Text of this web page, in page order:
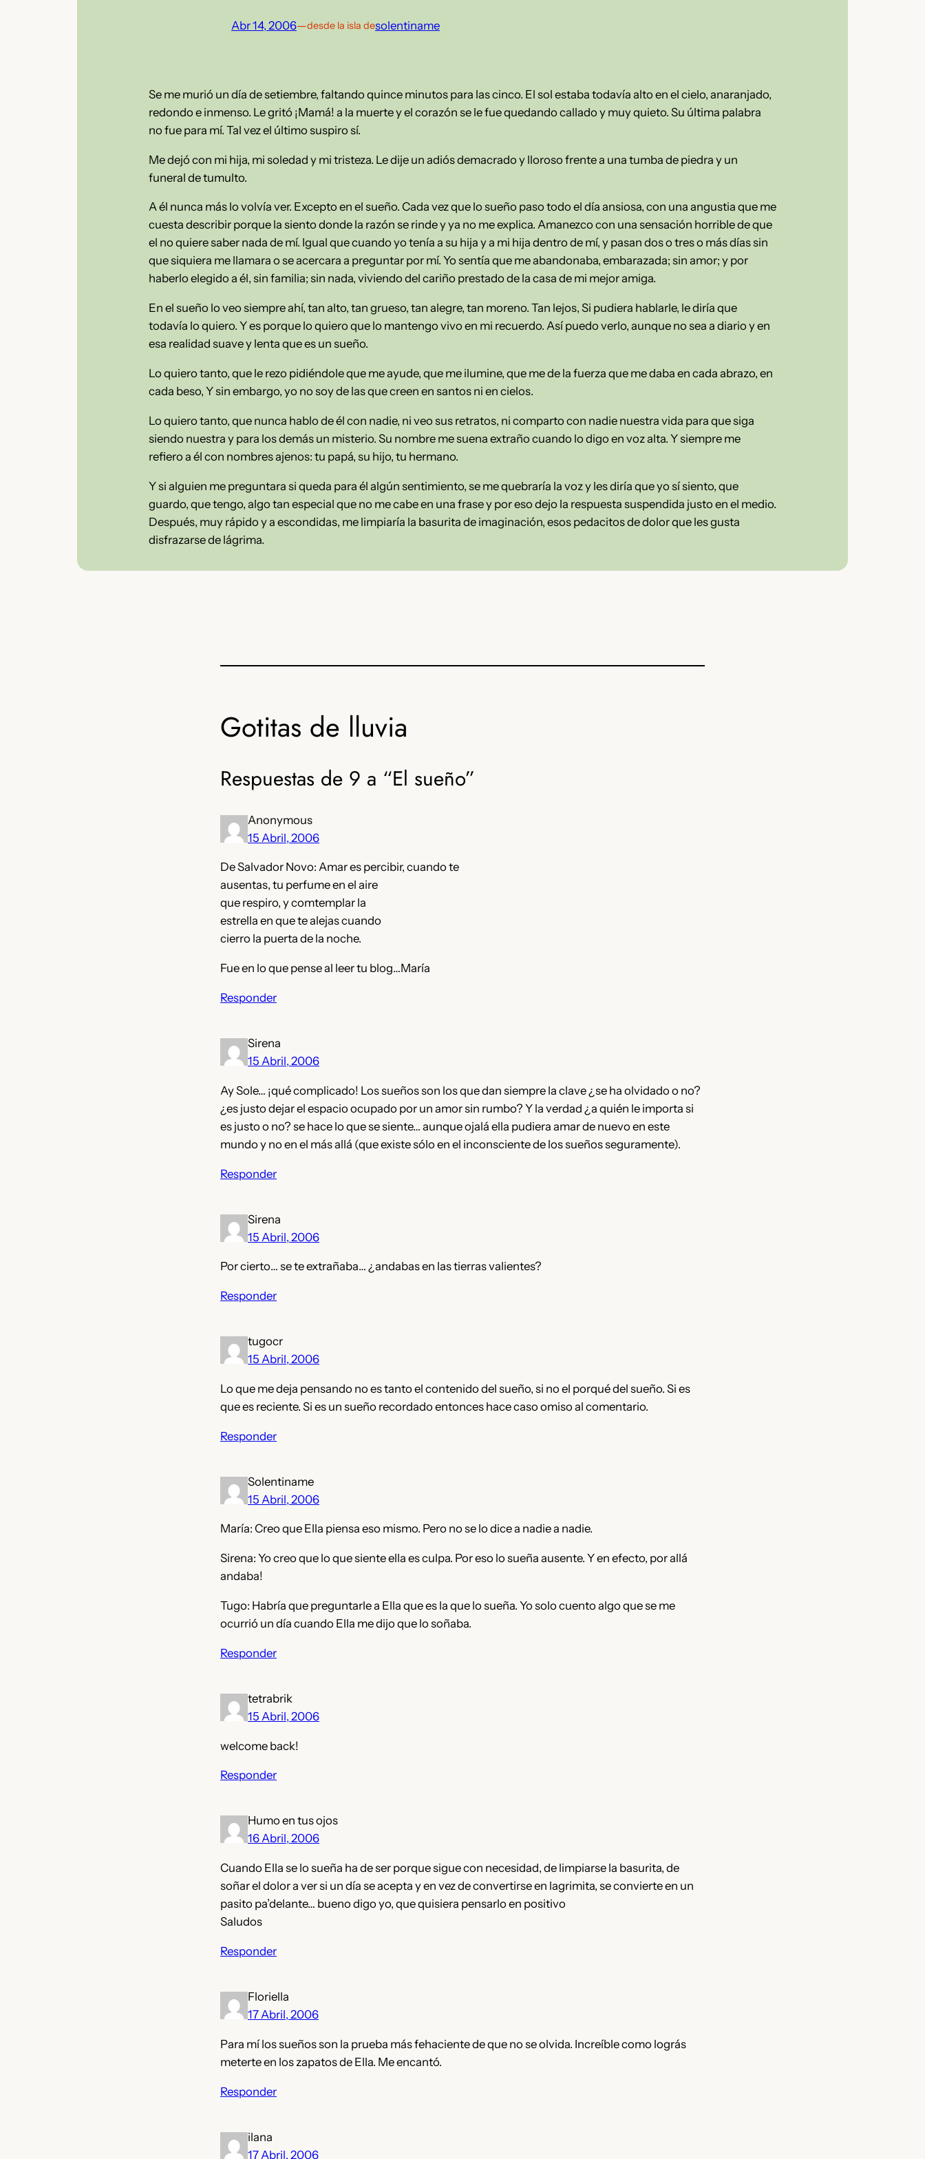
Abr 14, 2006—desde la isla desolentiname
Se me murió un día de setiembre, faltando quince minutos para las cinco. El sol estaba todavía alto en el cielo, anaranjado,
redondo e inmenso. Le gritó ¡Mamá! a la muerte y el corazón se le fue quedando callado y muy quieto. Su última palabra
no fue para mí. Tal vez el último suspiro sí.
Me dejó con mi hija, mi soledad y mi tristeza. Le dije un adiós demacrado y lloroso frente a una tumba de piedra y un
funeral de tumulto.
A él nunca más lo volvía ver. Excepto en el sueño. Cada vez que lo sueño paso todo el día ansiosa, con una angustia que me
cuesta describir porque la siento donde la razón se rinde y ya no me explica. Amanezco con una sensación horrible de que
el no quiere saber nada de mí. Igual que cuando yo tenía a su hija y a mi hija dentro de mí, y pasan dos o tres o más días sin
que siquiera me llamara o se acercara a preguntar por mí. Yo sentía que me abandonaba, embarazada; sin amor; y por
haberlo elegido a él, sin familia; sin nada, viviendo del cariño prestado de la casa de mi mejor amiga.
En el sueño lo veo siempre ahí, tan alto, tan grueso, tan alegre, tan moreno. Tan lejos, Si pudiera hablarle, le diría que
todavía lo quiero. Y es porque lo quiero que lo mantengo vivo en mi recuerdo. Así puedo verlo, aunque no sea a diario y en
esa realidad suave y lenta que es un sueño.
Lo quiero tanto, que le rezo pidiéndole que me ayude, que me ilumine, que me de la fuerza que me daba en cada abrazo, en
cada beso, Y sin embargo, yo no soy de las que creen en santos ni en cielos.
Lo quiero tanto, que nunca hablo de él con nadie, ni veo sus retratos, ni comparto con nadie nuestra vida para que siga
siendo nuestra y para los demás un misterio. Su nombre me suena extraño cuando lo digo en voz alta. Y siempre me
refiero a él con nombres ajenos: tu papá, su hijo, tu hermano.
Y si alguien me preguntara si queda para él algún sentimiento, se me quebraría la voz y les diría que yo sí siento, que
guardo, que tengo, algo tan especial que no me cabe en una frase y por eso dejo la respuesta suspendida justo en el medio.
Después, muy rápido y a escondidas, me limpiaría la basurita de imaginación, esos pedacitos de dolor que les gusta
disfrazarse de lágrima.
Gotitas de lluvia
Respuestas de 9 a “El sueño”
Anonymous
15 Abril, 2006
De Salvador Novo: Amar es percibir, cuando te
ausentas, tu perfume en el aire
que respiro, y comtemplar la
estrella en que te alejas cuando
cierro la puerta de la noche.
Fue en lo que pense al leer tu blog…María
Responder
Sirena
15 Abril, 2006
Ay Sole… ¡qué complicado! Los sueños son los que dan siempre la clave ¿se ha olvidado o no?
¿es justo dejar el espacio ocupado por un amor sin rumbo? Y la verdad ¿a quién le importa si
es justo o no? se hace lo que se siente… aunque ojalá ella pudiera amar de nuevo en este
mundo y no en el más allá (que existe sólo en el inconsciente de los sueños seguramente).
Responder
Sirena
15 Abril, 2006
Por cierto… se te extrañaba… ¿andabas en las tierras valientes?
Responder
tugocr
15 Abril, 2006
Lo que me deja pensando no es tanto el contenido del sueño, si no el porqué del sueño. Si es
que es reciente. Si es un sueño recordado entonces hace caso omiso al comentario.
Responder
Solentiname
15 Abril, 2006
María: Creo que Ella piensa eso mismo. Pero no se lo dice a nadie a nadie.
Sirena: Yo creo que lo que siente ella es culpa. Por eso lo sueña ausente. Y en efecto, por allá
andaba!
Tugo: Habría que preguntarle a Ella que es la que lo sueña. Yo solo cuento algo que se me
ocurrió un día cuando Ella me dijo que lo soñaba.
Responder
tetrabrik
15 Abril, 2006
welcome back!
Responder
Humo en tus ojos
16 Abril, 2006
Cuando Ella se lo sueña ha de ser porque sigue con necesidad, de limpiarse la basurita, de
soñar el dolor a ver si un día se acepta y en vez de convertirse en lagrimita, se convierte en un
pasito pa’delante… bueno digo yo, que quisiera pensarlo en positivo
Saludos
Responder
Floriella
17 Abril, 2006
Para mí los sueños son la prueba más fehaciente de que no se olvida. Increíble como lográs
meterte en los zapatos de Ella. Me encantó.
Responder
ilana
17 Abril, 2006